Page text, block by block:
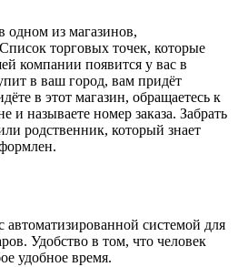
одном из магазинов,
торговых точек, которые
компании появится у вас в
в ваш город, вам придёт
в этот магазин, обращаетесь к
и называете номер заказа. Забрать
родственник, который знает
автоматизированной системой для
Удобство в том, что человек
удобное время.